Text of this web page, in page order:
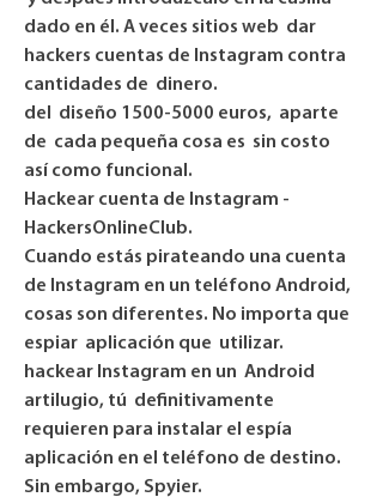
dado en él. A veces sitios web  dar
hackers cuentas de Instagram contra
cantidades de  dinero.
del  diseño 1500-5000 euros,  aparte
de  cada pequeña cosa es  sin costo
así como funcional.
Hackear cuenta de Instagram -
HackersOnlineClub.
Cuando estás pirateando una cuenta
de Instagram en un teléfono Android,
cosas son diferentes. No importa que
espiar  aplicación que  utilizar.
hackear Instagram en un  Android
artilugio, tú  definitivamente
requieren para instalar el espía
aplicación en el teléfono de destino.
Sin embargo, Spyier.